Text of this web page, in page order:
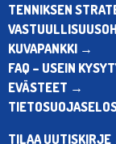
TENNIKSEN
KUVAPANKKI →
FAQ – USEIN
EVÄSTEET →
TILAA